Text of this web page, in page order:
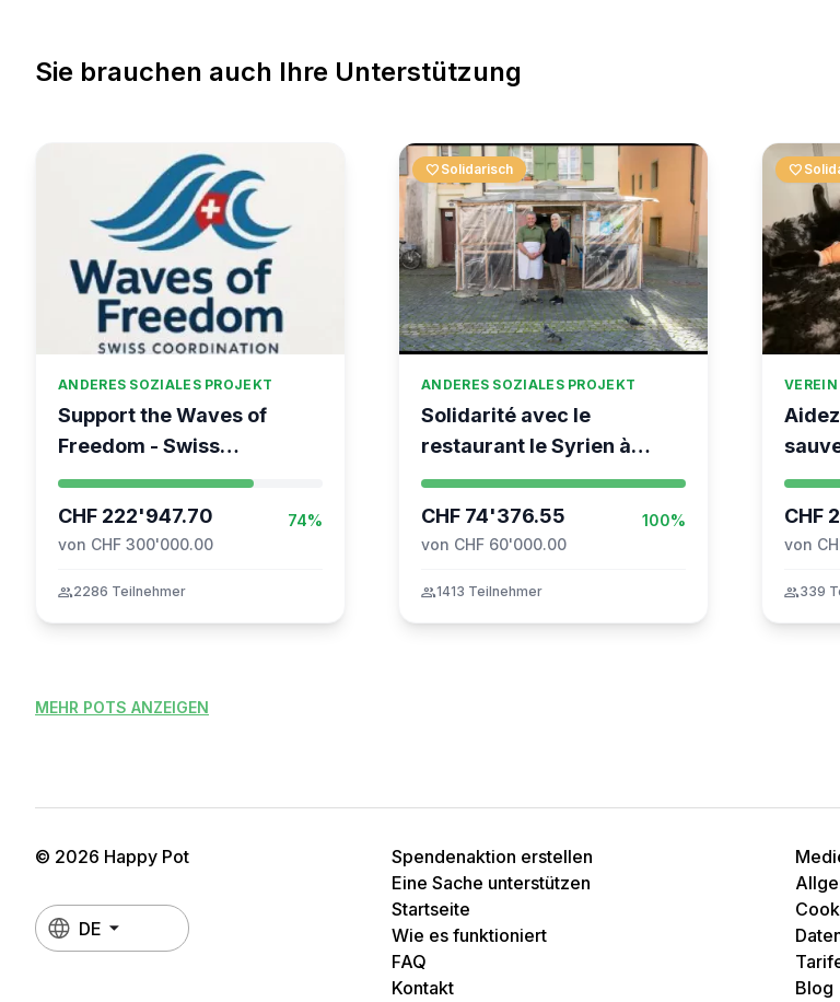
Sie brauchen auch Ihre Unterstützung
ANDERES SOZIALES PROJEKT
Support the Waves of
Freedom - Swiss
coordination for the Global
Movement to Gaza
CHF 222'947.70
74%
von CHF 300'000.00
group2286 Teilnehmer
favorite Solidarisch
ANDERES SOZIALES PROJEKT
Solidarité avec le
restaurant le Syrien à
Vevey
CHF 74'376.55
100%
von CHF 60'000.00
group1413 Teilnehmer
favorite
CHF
von
group339
MEHR POTS ANZEIGEN
© 2026 Happy Pot
DE
Spendenaktion erstellen
Eine Sache unterstützen
Startseite
Wie es funktioniert
FAQ
Kontakt
Blog